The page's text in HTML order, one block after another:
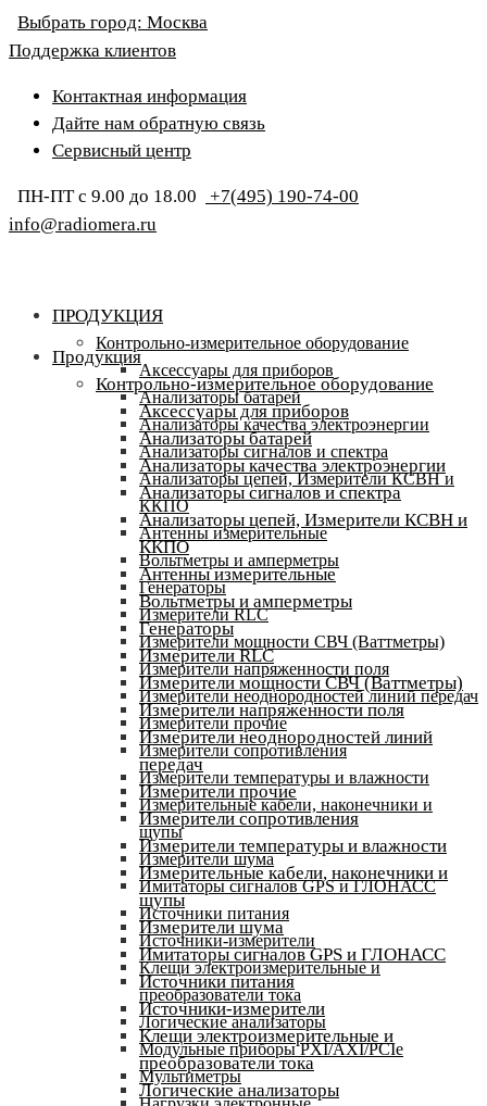
Выбрать город: Москва
Поддержка клиентов
Контактная информация
Дайте нам обратную связь
Сервисный центр
ПН-ПТ с 9.00 до 18.00
+7(495) 190-74-00
info@radiomera.ru
ПРОДУКЦИЯ
Контрольно-измерительное оборудование
Аксессуары для приборов
Анализаторы батарей
Анализаторы качества электроэнергии
Анализаторы сигналов и спектра
Анализаторы цепей, Измерители КСВН и
ККПО
Антенны измерительные
Вольтметры и амперметры
Генераторы
Измерители RLC
Измерители мощности СВЧ (Ваттметры)
Измерители напряженности поля
Измерители неоднородностей линий передач
Измерители прочие
Измерители сопротивления
Измерители температуры и влажности
Измерительные кабели, наконечники и
щупы
Измерители шума
Имитаторы сигналов GPS и ГЛОНАСС
Источники питания
Источники-измерители
Клещи электроизмерительные и
преобразователи тока
Логические анализаторы
Модульные приборы PXI/AXI/PCIe
Мультиметры
Продукция
Контрольно-измерительное оборудование
Аксессуары для приборов
Анализаторы батарей
Анализаторы качества электроэнергии
Анализаторы сигналов и спектра
Анализаторы цепей, Измерители КСВН и
ККПО
Антенны измерительные
Вольтметры и амперметры
Генераторы
Измерители RLC
Измерители мощности СВЧ (Ваттметры)
Измерители напряженности поля
Измерители неоднородностей линий
передач
Измерители прочие
Измерители сопротивления
Измерители температуры и влажности
Измерительные кабели, наконечники и
щупы
Измерители шума
Имитаторы сигналов GPS и ГЛОНАСС
Источники питания
Источники-измерители
Клещи электроизмерительные и
преобразователи тока
Логические анализаторы